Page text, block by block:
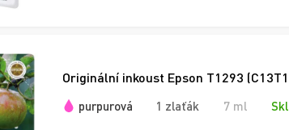
Originální inkoust Epson T1293
purpurová 1 zlaťák 7 ml